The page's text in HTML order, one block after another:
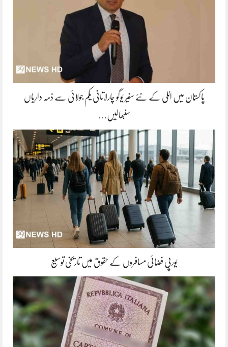
پاکستان میں اٹلی کے نئے سفیر یوگو چارلاتانی یکم جولائی سے ذمہ داریاں
سنبھالیں…
یورپی فضائی مسافروں کے حقوق میں تاریخی توسیع